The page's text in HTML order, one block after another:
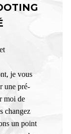
je vous
une pré-
moi de
changez
un point